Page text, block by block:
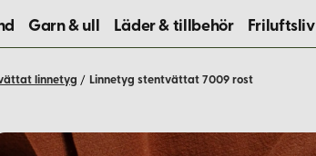
Garn & ull Läder & tillbehör Friluftsliv
linnetyg / Linnetyg stentvättat 7009 rost